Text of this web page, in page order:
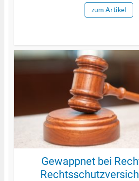
zum Artikel
Gewappnet bei